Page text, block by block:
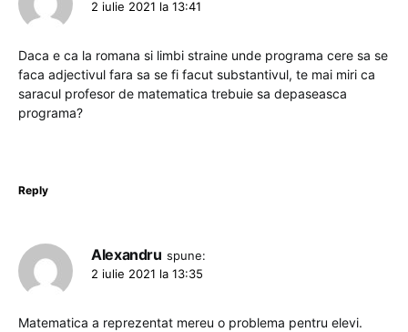
2 iulie 2021 la 13:41
Daca e ca la romana si limbi straine unde programa cere sa se
faca adjectivul fara sa se fi facut substantivul, te mai miri ca
saracul profesor de matematica trebuie sa depaseasca
programa?
Reply
Alexandru spune:
2 iulie 2021 la 13:35
Matematica a reprezentat mereu o problema pentru elevi.